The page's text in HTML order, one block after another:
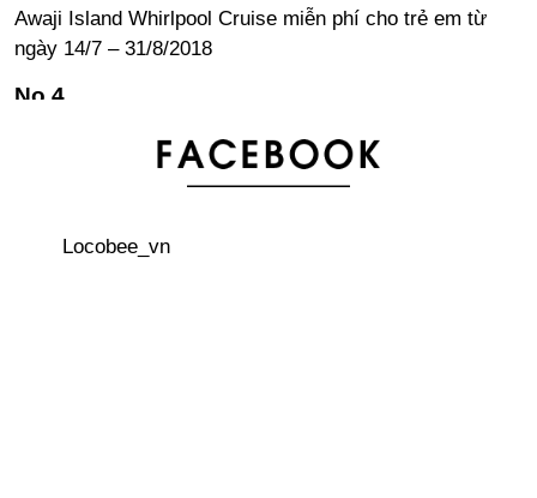
Awaji Island Whirlpool Cruise miễn phí cho trẻ em từ
ngày 14/7 – 31/8/2018
Vua của các loại trái cây: 1 phút bán 8000 quả
Locobee_vn